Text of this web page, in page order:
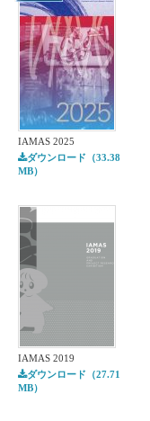
IAMAS 2025
ダウンロード（33.38
MB）
IAMAS 2019
ダウンロード（27.71
MB）